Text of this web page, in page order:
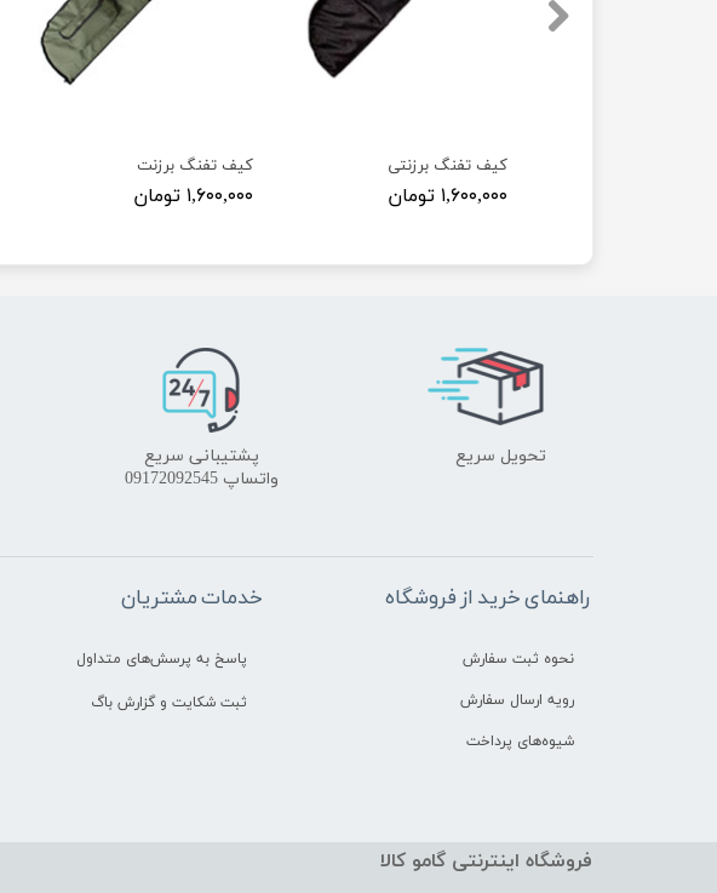
کیف تفنگ برزنت
۱,۶۰۰,۰۰۰ تومان
کیف تفنگ برزنتی
۱,۶۰۰,۰۰۰ تومان
فروشگاه اینترنتی گامو کالا
تحویل سریع
پشتیبانی سریع
واتساپ 09172092545
راهنمای خرید از فروشگاه
نحوه ثبت سفارش
رویه ارسال سفارش
شیوه‌های پرداخت
خدمات مشتریان
پاسخ به پرسش‌های متداول
ثبت شکایت و گزارش باگ